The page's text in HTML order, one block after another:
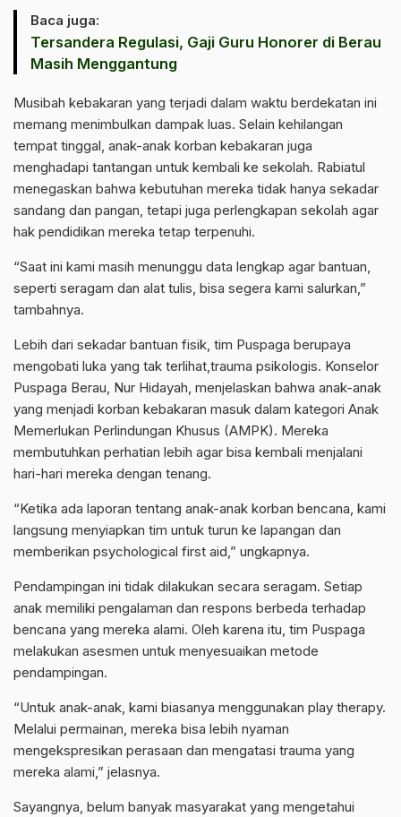
Baca juga:
Tersandera Regulasi, Gaji Guru Honorer di Berau
Masih Menggantung
Musibah kebakaran yang terjadi dalam waktu berdekatan ini
memang menimbulkan dampak luas. Selain kehilangan
tempat tinggal, anak-anak korban kebakaran juga
menghadapi tantangan untuk kembali ke sekolah. Rabiatul
menegaskan bahwa kebutuhan mereka tidak hanya sekadar
sandang dan pangan, tetapi juga perlengkapan sekolah agar
hak pendidikan mereka tetap terpenuhi.
“Saat ini kami masih menunggu data lengkap agar bantuan,
seperti seragam dan alat tulis, bisa segera kami salurkan,”
tambahnya.
Lebih dari sekadar bantuan fisik, tim Puspaga berupaya
mengobati luka yang tak terlihat,trauma psikologis. Konselor
Puspaga Berau, Nur Hidayah, menjelaskan bahwa anak-anak
yang menjadi korban kebakaran masuk dalam kategori Anak
Memerlukan Perlindungan Khusus (AMPK). Mereka
membutuhkan perhatian lebih agar bisa kembali menjalani
hari-hari mereka dengan tenang.
“Ketika ada laporan tentang anak-anak korban bencana, kami
langsung menyiapkan tim untuk turun ke lapangan dan
memberikan psychological first aid,” ungkapnya.
Pendampingan ini tidak dilakukan secara seragam. Setiap
anak memiliki pengalaman dan respons berbeda terhadap
bencana yang mereka alami. Oleh karena itu, tim Puspaga
melakukan asesmen untuk menyesuaikan metode
pendampingan.
“Untuk anak-anak, kami biasanya menggunakan play therapy.
Melalui permainan, mereka bisa lebih nyaman
mengekspresikan perasaan dan mengatasi trauma yang
mereka alami,” jelasnya.
Sayangnya, belum banyak masyarakat yang mengetahui